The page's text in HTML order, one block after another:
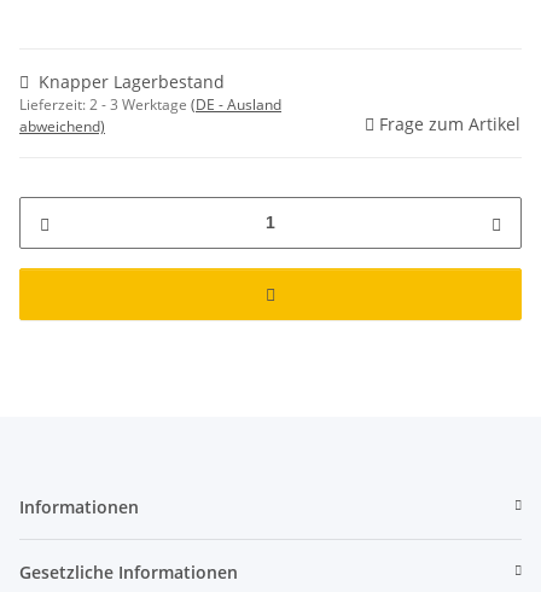
Knapper Lagerbestand
Lieferzeit:2 - 3 Werktage (DE - Ausland
abweichend)
Frage zum Artikel
Informationen
Gesetzliche Informationen